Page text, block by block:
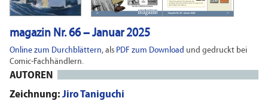
magazin Nr. 66 – Januar 2025
Online zum Durchblättern, als PDF zum Download und gedruckt bei
Comic-Fachhändlern.
AUTOREN
Zeichnung: Jiro Taniguchi